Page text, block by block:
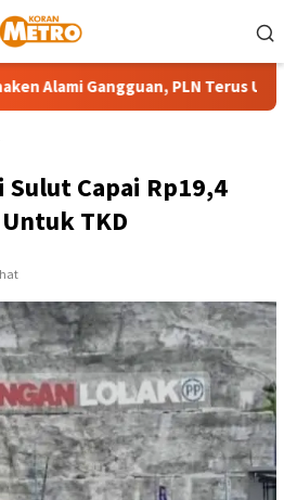
Gangguan, PLN Terus Upayakan
Sulut Capai Rp19,4
TKD